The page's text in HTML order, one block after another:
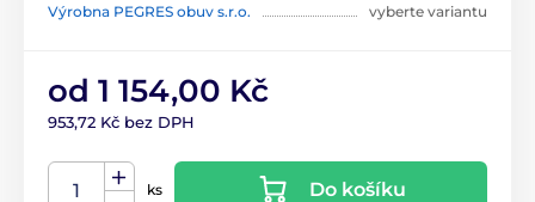
Výrobna PEGRES obuv s.r.o.
vyberte variantu
od 1 154,00 Kč
953,72 Kč bez DPH
ks Do košíku